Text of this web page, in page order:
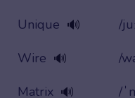
Unique 🔊 /
Wire 🔊 /
Matrix 🔊 /